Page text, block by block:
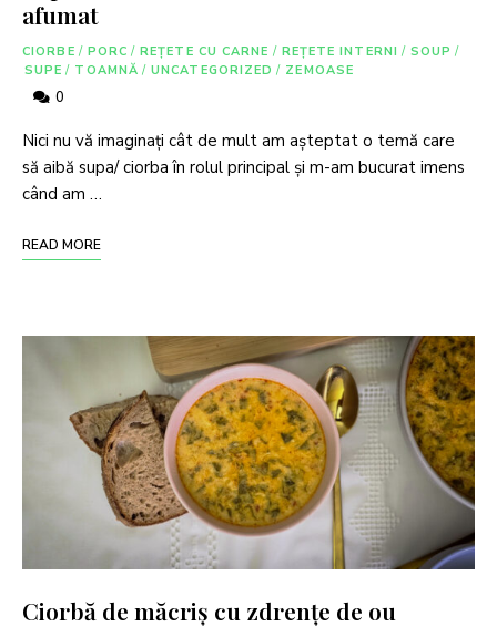
afumat
CIORBE / PORC / REȚETE CU CARNE / REȚETE INTERNI / SOUP /
SUPE / TOAMNĂ / UNCATEGORIZED / ZEMOASE
0
Nici nu vă imaginați cât de mult am așteptat o temă care
să aibă supa/ ciorba în rolul principal și m-am bucurat imens
când am …
READ MORE
Ciorbă de măcriş cu zdrenţe de ou